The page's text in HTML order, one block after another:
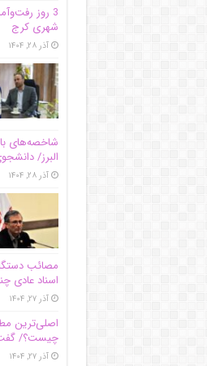
3 روز
شهری کرج
آذر ۲۸, ۱۴۰۴
شاخصه‌های
البرز/
آذر ۲۸, ۱۴۰۴
مصائب
اسناد عادی
آذر ۲۷, ۱۴۰۴
اصلی‌ترین
چیست؟/
آذر ۲۷, ۱۴۰۴